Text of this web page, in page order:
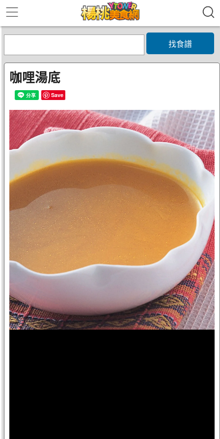
找食譜
咖哩湯底
Save